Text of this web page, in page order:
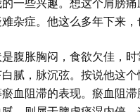
杂症。他这么多年下来
腹胀胸闷，食欲欠佳，
腻，脉沉弦。按说他这
血阻滞的表现。瘀血阻